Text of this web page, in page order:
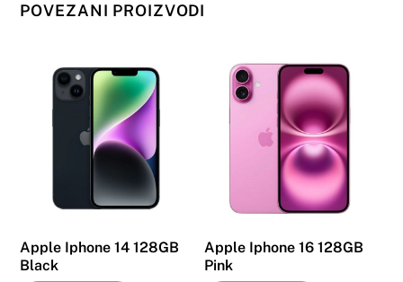
POVEZANI PROIZVODI
Apple Iphone 14 128GB
Black
Apple Iphone 16 128GB
Pink